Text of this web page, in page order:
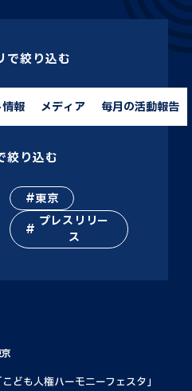
で絞り込む
報 メディア 毎月の活動報告
絞り込む
東京
プレスリリー
ス
ども人権ハーモニーフェスタ」